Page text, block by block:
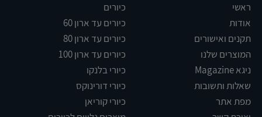
ראשי
אודות
תקנים ואישורים
המוצרים שלנו
ניגא Magazine
שאלות ותשובות
מפת אתר
כיורים
כיורים עד ארון 60
כיורים עד ארון 80
כיורים עד ארון 100
כיורי בלנקו
כיורי דורינוקס
כיורי קוריאן